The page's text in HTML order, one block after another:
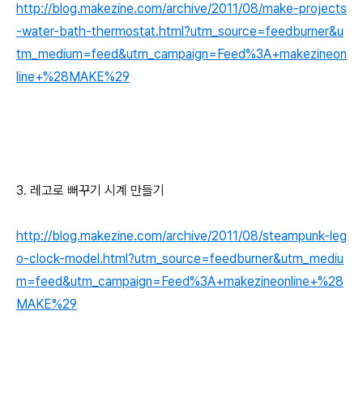
http://blog.makezine.com/archive/2011/08/make-projects
-water-bath-thermostat.html?utm_source=feedburner&u
tm_medium=feed&utm_campaign=Feed%3A+makezineon
line+%28MAKE%29
3. 레고로 뻐꾸기 시계 만들기
http://blog.makezine.com/archive/2011/08/steampunk-leg
o-clock-model.html?utm_source=feedburner&utm_mediu
m=feed&utm_campaign=Feed%3A+makezineonline+%28
MAKE%29